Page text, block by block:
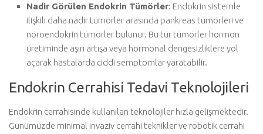
Nadir Görülen Endokrin Tümörler: Endokrin sistemle
ilişkili daha nadir tümörler arasında pankreas tümörleri ve
nöroendokrin tümörler bulunur. Bu tür tümörler hormon
üretiminde aşırı artışa veya hormonal dengesizliklere yol
açarak hastalarda ciddi semptomlar yaratabilir.
Endokrin Cerrahisi Tedavi Teknolojileri
Endokrin cerrahisinde kullanılan teknolojiler hızla gelişmektedir.
Günümüzde minimal invaziv cerrahi teknikler ve robotik cerrahi